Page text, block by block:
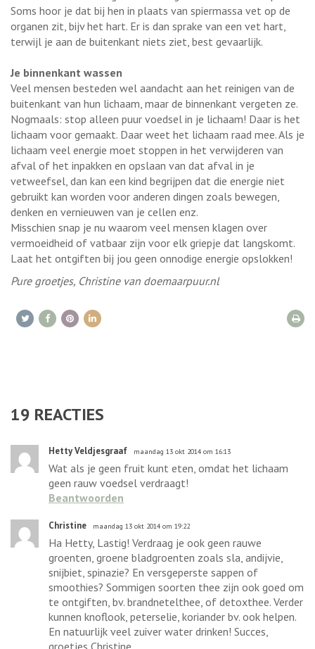
Soms hoor je dat bij hen in plaats van spiermassa vet op de
organen zit, bijv het hart. Er is dan sprake van een vet hart,
terwijl je aan de buitenkant niets ziet, best gevaarlijk.
Je binnenkant wassen
Veel mensen besteden wel aandacht aan het reinigen van de
buitenkant van hun lichaam, maar de binnenkant vergeten ze.
Nogmaals: stop alleen puur voedsel in je lichaam! Daar is het
lichaam voor gemaakt. Daar weet het lichaam raad mee. Als je
lichaam veel energie moet stoppen in het verwijderen van
afval of het inpakken en opslaan van dat afval in je
vetweefsel, dan kan een kind begrijpen dat die energie niet
gebruikt kan worden voor anderen dingen zoals bewegen,
denken en vernieuwen van je cellen enz.
Misschien snap je nu waarom veel mensen klagen over
vermoeidheid of vatbaar zijn voor elk griepje dat langskomt.
Laat het ontgiften bij jou geen onnodige energie opslokken!
Pure groetjes, Christine van doemaarpuur.nl
19 REACTIES
Hetty Veldjesgraaf maandag 13 okt 2014 om 16:13
Wat als je geen fruit kunt eten, omdat het lichaam
geen rauw voedsel verdraagt!
Beantwoorden
Christine maandag 13 okt 2014 om 19:22
Ha Hetty, Lastig! Verdraag je ook geen rauwe
groenten, groene bladgroenten zoals sla, andijvie,
snijbiet, spinazie? En versgeperste sappen of
smoothies? Sommigen soorten thee zijn ook goed om
te ontgiften, bv. brandnetelthee, of detoxthee. Verder
kunnen knoflook, peterselie, koriander bv. ook helpen.
En natuurlijk veel zuiver water drinken! Succes,
groetjes Christine